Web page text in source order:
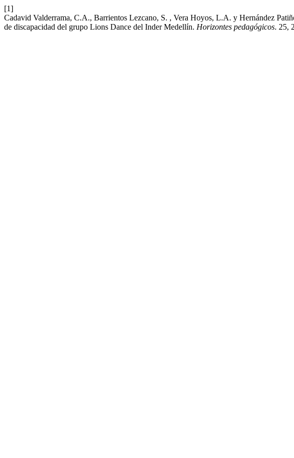
[1]
Cadavid Valderrama, C.A., Barrientos Lezcano, S. , Vera Hoyos, L.A. y Hernández
de discapacidad del grupo Lions Dance del Inder Medellín. Horizontes pedagógicos. 25,